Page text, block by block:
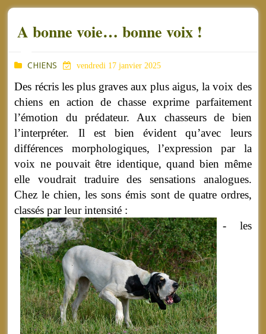
A bonne voie… bonne voix !
CHIENS vendredi 17 janvier 2025
Des récris les plus graves aux plus aigus, la voix des
chiens en action de chasse exprime parfaitement
l’émotion du prédateur. Aux chasseurs de bien
l’interpréter. Il est bien évident qu’avec leurs
différences morphologiques, l’expression par la
voix ne pouvait être identique, quand bien même
elle voudrait traduire des sensations analogues.
Chez le chien, les sons émis sont de quatre ordres,
classés par leur intensité :
- les